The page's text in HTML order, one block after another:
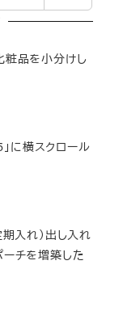
品を小分けし
に横スクロール
入れ）出し入れ
チを増築した